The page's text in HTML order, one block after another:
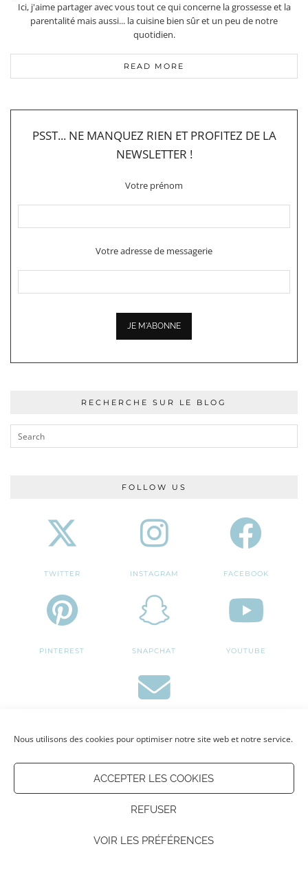
Nous utilisons des cookies pour optimiser notre site web et notre service.
ACCEPTER LES COOKIES
REFUSER
VOIR LES PRÉFÉRENCES
Ici, j'aime partager avec vous tout ce qui concerne la grossesse et la
parentalité mais aussi... la cuisine bien sûr et un peu de notre
quotidien.
READ MORE
PSST... NE MANQUEZ RIEN ET PROFITEZ DE LA
NEWSLETTER !
Votre prénom
Votre adresse de messagerie
RECHERCHE SUR LE BLOG
FOLLOW US
TWITTER INSTAGRAM FACEBOOK
PINTEREST SNAPCHAT YOUTUBE
INSTAGRAM (@JULIE_OLK)
PINTEREST